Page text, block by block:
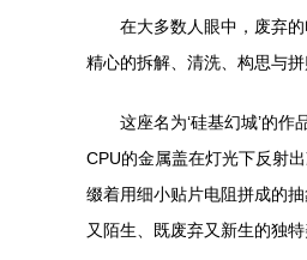
在大多数人眼中，废弃
精心的拆解、清洗、构思与
这座名为‘硅基幻城’的
CPU的金属盖在灯光下反射
缀着用细小贴片电阻拼成的
又陌生、既废弃又新生的独特